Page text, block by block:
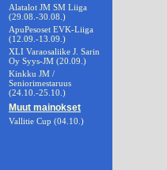
Alatalot JM SM Liiga
(29.08.-30.08.)
ApuPesoset EVK-Liiga
(12.09.-13.09.)
XLI Varaosaliike J. Sarin
Oy Syys-JM (20.09.)
Kinkku JM /
Seniorimestaruus
(24.10.-25.10.)
Muut mainokset
Vallitie Cup (04.10.)